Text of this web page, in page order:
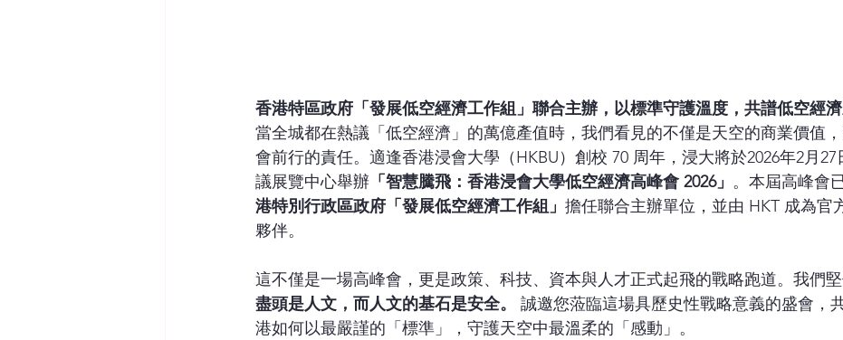
香港特區政府「發展低空經濟工作組」聯合主辦，以標準守護溫度，共譜低空經
當全城都在熱議「低空經濟」的萬億產值時，我們看見的不僅是天空的商業價值
會前行的責任。適逢香港浸會大學（HKBU）創校 70 周年，浸大將於2026年2月27
議展覽中心舉辦 「智慧騰飛：香港浸會大學低空經濟高峰會 2026」 。本屆高峰會
港特別行政區政府「發展低空經濟工作組」 擔任聯合主辦單位，並由 HKT 成為官
夥伴。
這不僅是一場高峰會，更是政策、科技、資本與人才正式起飛的戰略跑道。我們堅
盡頭是人文，而人文的基石是安全。
誠邀您蒞臨這場具歷史性戰略意義的盛會，
港如何以最嚴謹的「標準」，守護天空中最溫柔的「感動」。